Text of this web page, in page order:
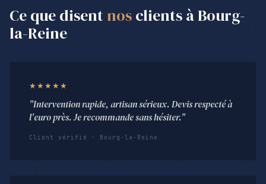
Ce que disent nosclients à Bourg-
la-Reine
★★★★★
"Intervention rapide, artisan sérieux. Devis respecté à
l'euro près. Je recommande sans hésiter."
Client vérifié · Bourg-la-Reine